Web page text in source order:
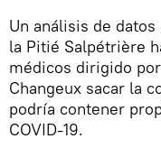
Un análisis de
la Pitié Salpétrière
médicos dirigido
Changeux sacar la
podría contener
COVID-19.